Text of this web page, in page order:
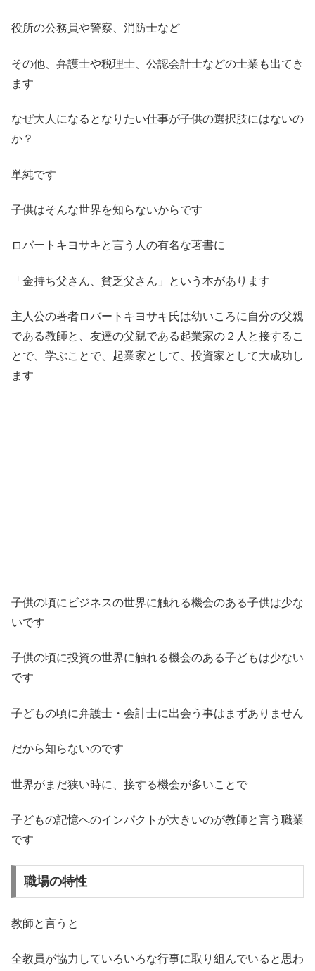
役所の公務員や警察、消防士など
その他、弁護士や税理士、公認会計士などの士業も出てき
ます
なぜ大人になるとなりたい仕事が子供の選択肢にはないの
か？
単純です
子供はそんな世界を知らないからです
ロバートキヨサキと言う人の有名な著書に
「金持ち父さん、貧乏父さん」という本があります
主人公の著者ロバートキヨサキ氏は幼いころに自分の父親
である教師と、友達の父親である起業家の２人と接するこ
とで、学ぶことで、起業家として、投資家として大成功し
ます
子供の頃にビジネスの世界に触れる機会のある子供は少な
いです
子供の頃に投資の世界に触れる機会のある子どもは少ない
です
子どもの頃に弁護士・会計士に出会う事はまずありません
だから知らないのです
世界がまだ狭い時に、接する機会が多いことで
子どもの記憶へのインパクトが大きいのが教師と言う職業
です
職場の特性
教師と言うと
全教員が協力していろいろな行事に取り組んでいると思わ